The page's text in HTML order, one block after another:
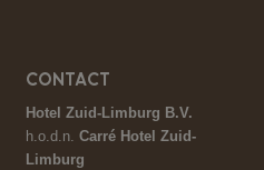
CONTACT
Hotel Zuid-Limburg B.V.
h.o.d.n. Carré Hotel Zuid-
Limburg